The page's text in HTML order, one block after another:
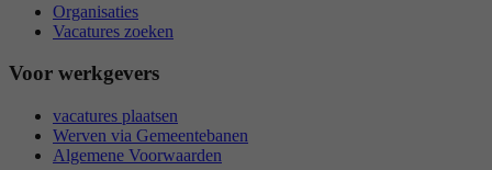
Organisaties
Vacatures zoeken
Voor werkgevers
vacatures plaatsen
Werven via Gemeentebanen
Algemene Voorwaarden